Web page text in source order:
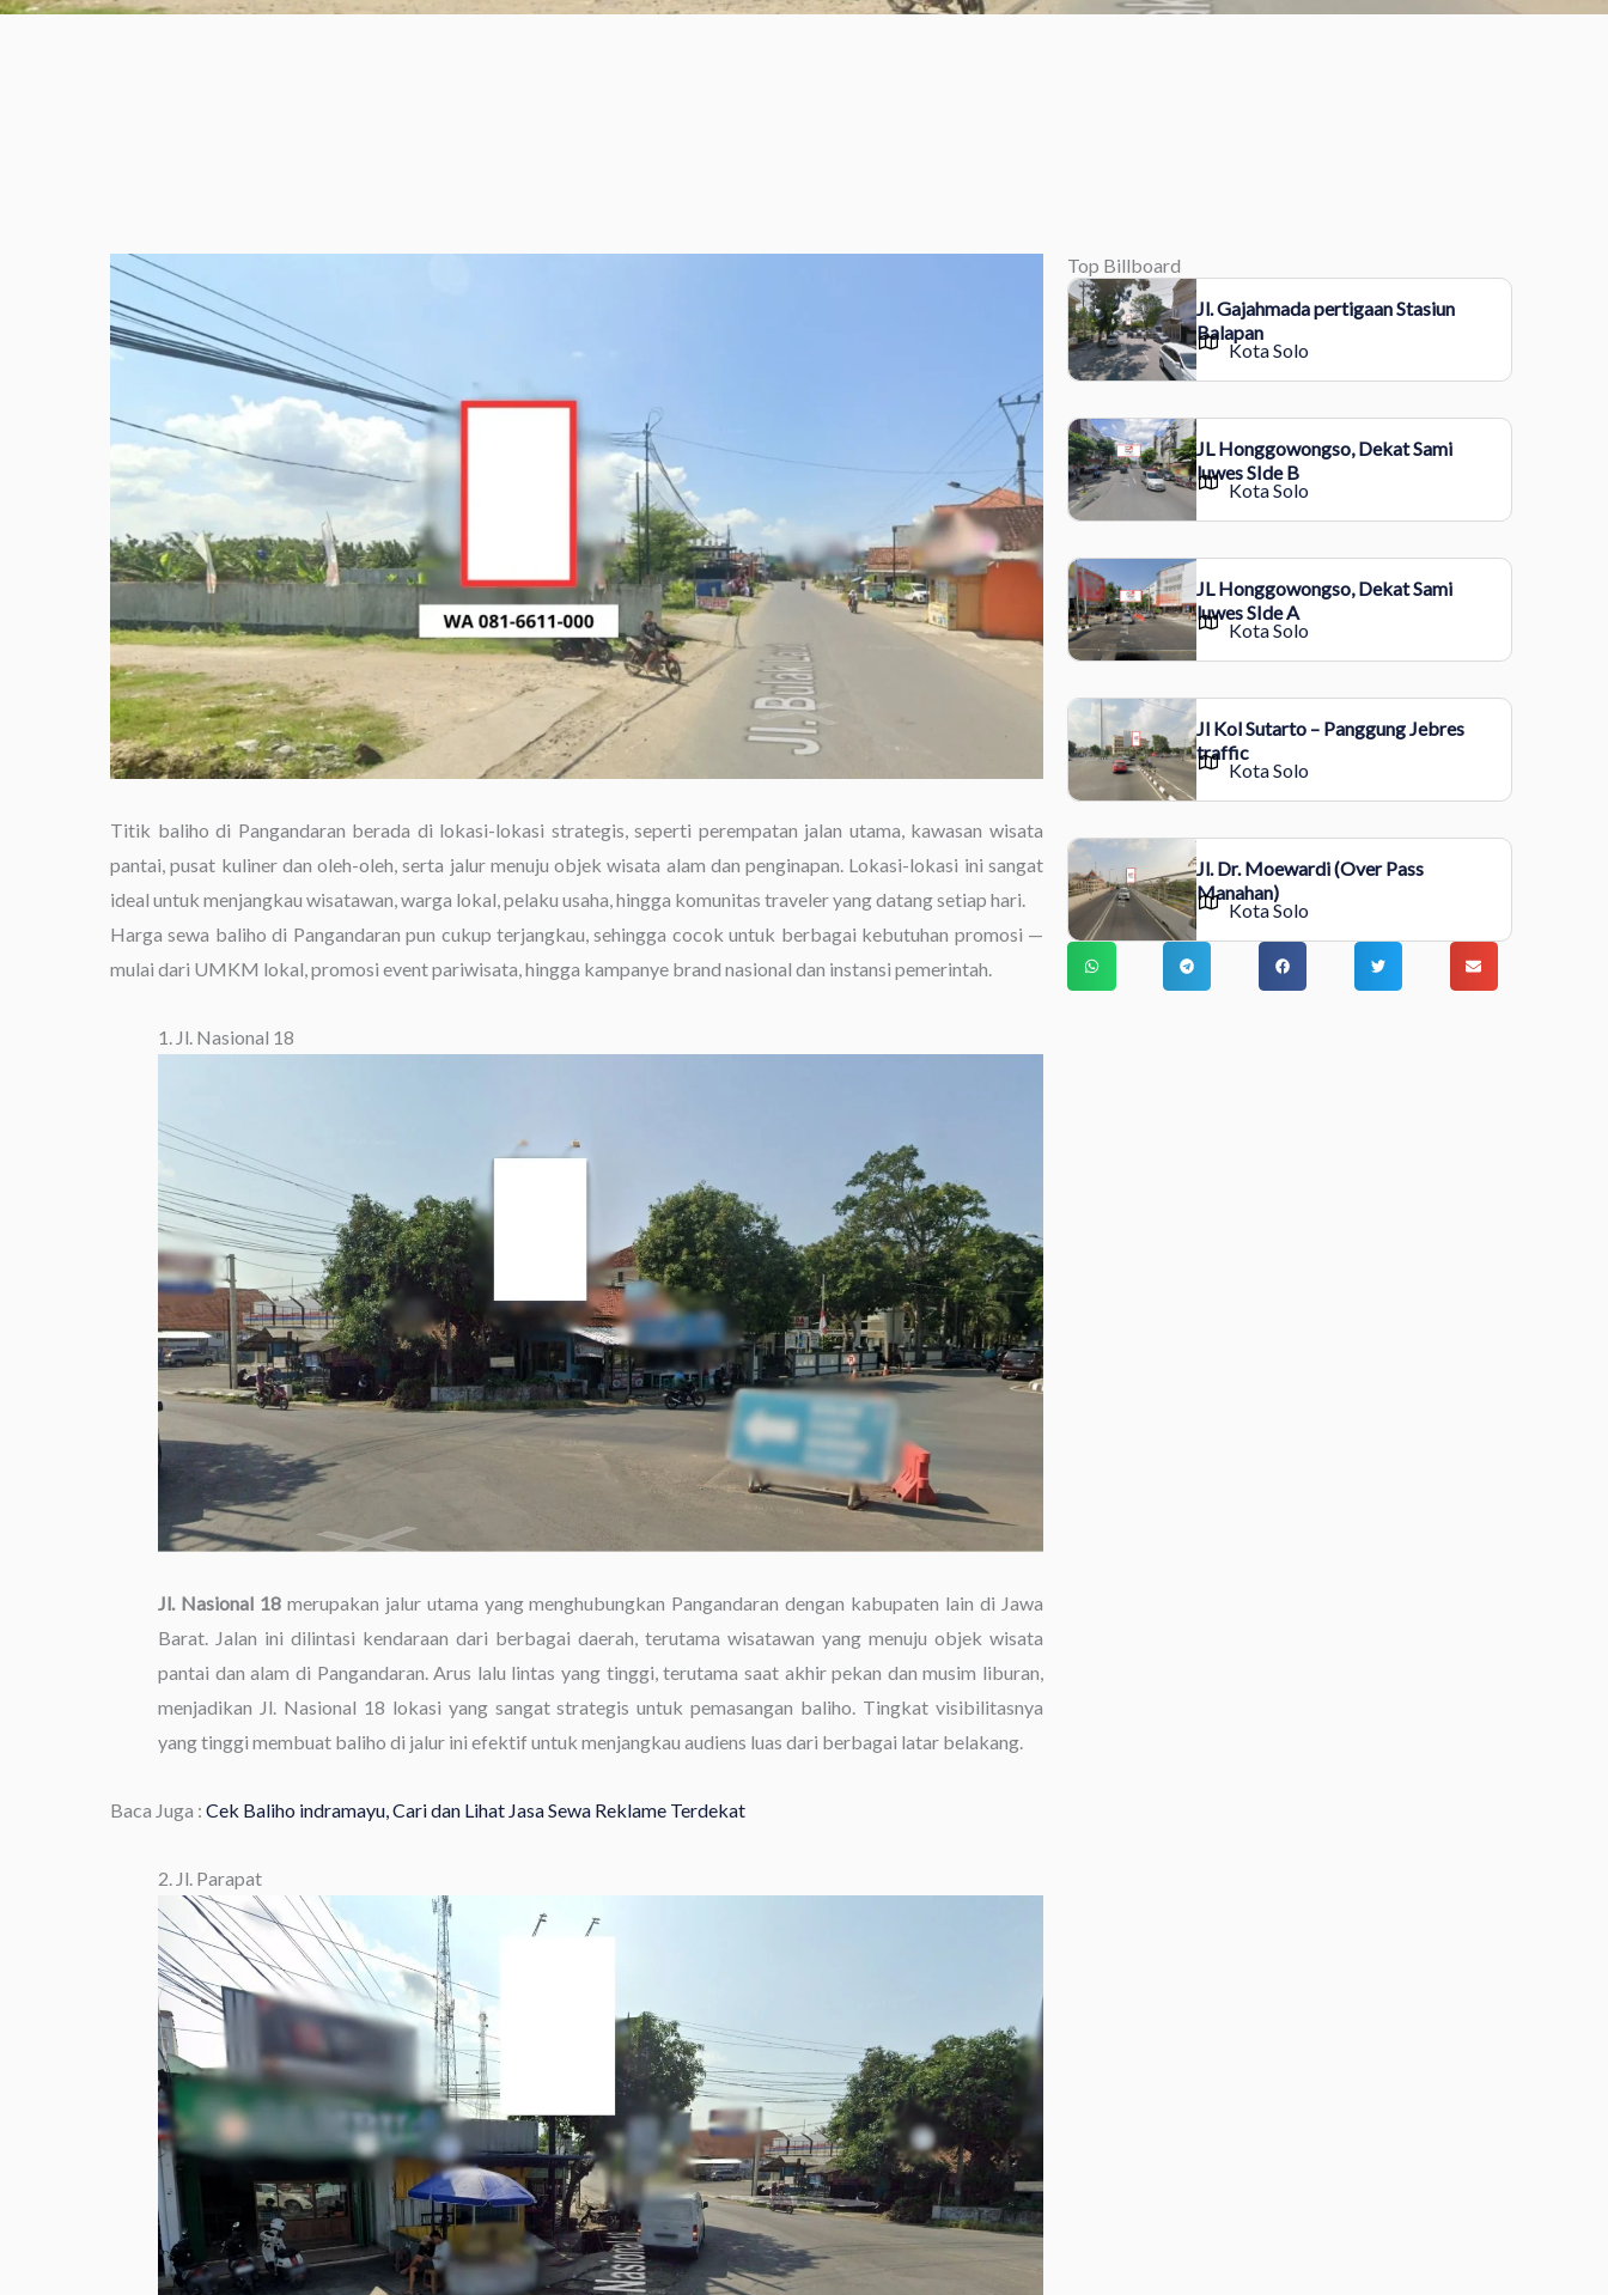
Titik baliho di Pangandaran berada di lokasi-lokasi strategis, seperti perempatan jalan utama, kawasan wisata
pantai, pusat kuliner dan oleh-oleh, serta jalur menuju objek wisata alam dan penginapan. Lokasi-lokasi ini sangat
ideal untuk menjangkau wisatawan, warga lokal, pelaku usaha, hingga komunitas traveler yang datang setiap hari.
Harga sewa baliho di Pangandaran pun cukup terjangkau, sehingga cocok untuk berbagai kebutuhan promosi —
mulai dari UMKM lokal, promosi event pariwisata, hingga kampanye brand nasional dan instansi pemerintah.
1. Jl. Nasional 18
Jl. Nasional 18merupakan jalur utama yang menghubungkan Pangandaran dengan kabupaten lain di Jawa
Barat. Jalan ini dilintasi kendaraan dari berbagai daerah, terutama wisatawan yang menuju objek wisata
pantai dan alam di Pangandaran. Arus lalu lintas yang tinggi, terutama saat akhir pekan dan musim liburan,
menjadikan Jl. Nasional 18 lokasi yang sangat strategis untuk pemasangan baliho. Tingkat visibilitasnya
yang tinggi membuat baliho di jalur ini efektif untuk menjangkau audiens luas dari berbagai latar belakang.
Baca Juga : Cek Baliho indramayu, Cari dan Lihat Jasa Sewa Reklame Terdekat
2. Jl. Parapat
Top Billboard
Jl. Gajahmada pertigaan Stasiun
Balapan
Kota Solo
JL Honggowongso, Dekat Sami
luwes SIde B
Kota Solo
JL Honggowongso, Dekat Sami
luwes SIde A
Kota Solo
Jl Kol Sutarto – Panggung Jebres
traffic
Kota Solo
Jl. Dr. Moewardi (Over Pass
Manahan)
Kota Solo